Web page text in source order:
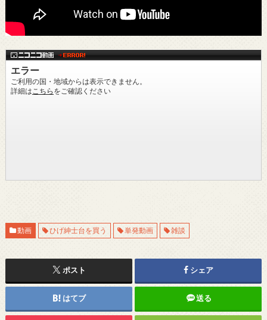
動画 ひげ紳士台を買う 単発動画 雑談
ポスト シェア
はてブ 送る